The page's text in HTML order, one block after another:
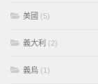
美國 (5)
義大利 (2)
義烏 (1)